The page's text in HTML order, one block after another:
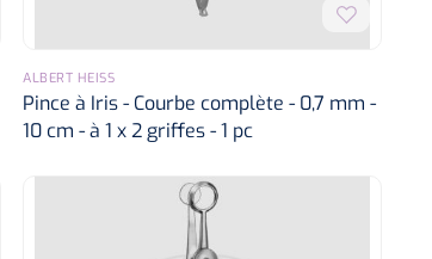
ALBERT HEISS
Pince à Iris - Courbe complète - 0,7 mm -
10 cm - à 1 x 2 griffes - 1 pc